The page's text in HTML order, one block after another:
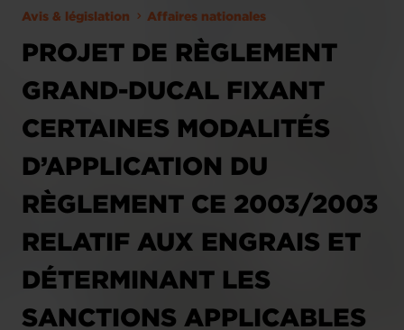
Avis & législation Affaires nationales
PROJET DE RÈGLEMENT
GRAND-DUCAL FIXANT
CERTAINES MODALITÉS
D’APPLICATION DU
RÈGLEMENT CE 2003/2003
RELATIF AUX ENGRAIS ET
DÉTERMINANT LES
SANCTIONS APPLICABLES